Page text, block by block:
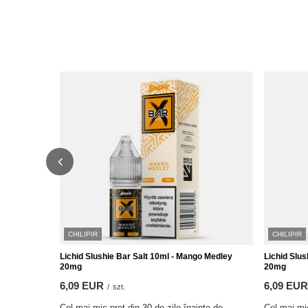
CHILIPIR
Lichid Slushie Bar Salt 10ml - Mango Medley
20mg
6,09 EUR / szt.
CHILIPIR
Lichid
20mg
6,09 EUR